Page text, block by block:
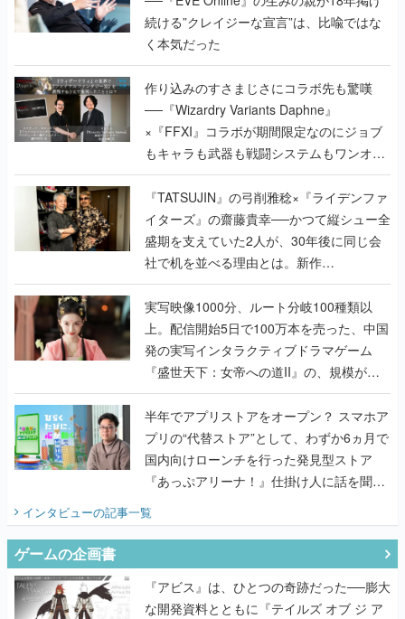
続ける”クレイジーな宣言”は、比喩ではな
く本気だった
作り込みのすさまじさにコラボ先も驚嘆
──『Wizardry Variants Daphne』
×『FFXI』コラボが期間限定なのにジョブ
もキャラも武器も戦闘システムもワンオフ
で作り込まれた理由を両ディレクターに聞
く
『TATSUJIN』の弓削雅稔×『ライデンファ
イターズ』の齋藤貴幸──かつて縦シュー全
盛期を支えていた2人が、30年後に同じ会
社で机を並べる理由とは。新作
『TATSUJIN EXTREME』で初タッグを組
んだレジェンド2人に訊く開発秘話
実写映像1000分、ルート分岐100種類以
上。配信開始5日で100万本を売った、中国
発の実写インタラクティブドラマゲーム
『盛世天下：女帝への道II』の、規模が違
うこだわりをプロデューサーに聞いた
半年でアプリストアをオープン？ スマホア
プリの“代替ストア”として、わずか6ヵ月で
国内向けローンチを行った発見型ストア
『あっぷアリーナ！』仕掛け人に話を聞い
インタビューの記事一覧
ゲームの企画書
『アビス』は、ひとつの奇跡だった──膨大
な開発資料とともに『テイルズ オブ ジ ア